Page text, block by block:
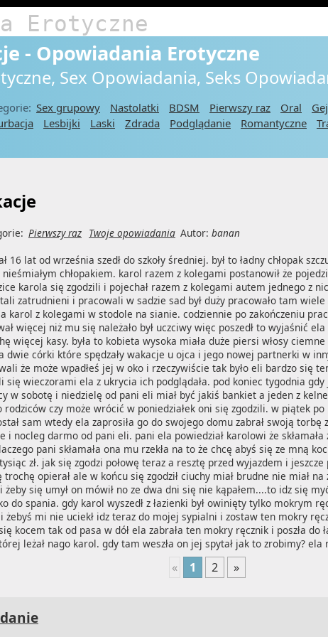
Erotyczne
- Opowiadania Erotyczne
Sex Opowiadania, Seks
Sex grupowy Nastolatki BDSM Pierwszy raz Oral
Lesbijki Laski Zdrada Podglądanie Romantyczne
Pierwszy raz Twoje opowiadania Autor: banan
16 lat od września szedł do szkoły średniej. był to ładny chłopak
chłopakiem. karol razem z kolegami postanowił że
karola się zgodzili i pojechał razem z kolegami autem jednego z
zatrudnieni i pracowali w sadzie sad był duży pracowało tam
karol z kolegami w stodole na sianie. codziennie po zakończeniu
więcej niż mu się należało był uczciwy więc poszedł to wyjaśnić
więcej kasy. była to kobieta wysoka miała duże piersi włosy
dwie córki które spędzały wakacje u ojca i jego nowej partnerki w
że może wpadłeś jej w oko i rzeczywiście tak było eli bardzo się
się wieczorami ela z ukrycia ich podglądała. pod koniec tygodnia gdy
w sobotę i niedzielę od pani eli miał być jakiś bankiet a jeden z
rodziców czy może wrócić w poniedziałek oni się zgodzili. w piątek
sam wtedy ela zaprosiła go do swojego domu zabrał swoją
i nocleg darmo od pani eli. pani ela powiedział karolowi że
pani skłamała ona mu rzekła na to że chcę abyś się ze mną
zł. jak się zgodzi połowę teraz a resztę przed wyjazdem i
opierał ale w końcu się zgodził ciuchy miał brudne nie miał
żeby się umył on mówił no ze dwa dni się nie kąpałem....to idz się
do spania. gdy karol wyszedł z łazienki był owinięty tylko mokrym
mi nie uciekł idz teraz do mojej sypialni i zostaw ten mokry
się kocem tak od pasa w dół ela zabrała ten mokry ręcznik i poszła
leżał nago karol. gdy tam weszła on jej spytał jak to zrobimy? ela
« 1 2 »